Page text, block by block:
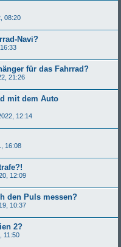
08:20
Navi?
für das Fahrrad?
21:26
mit dem Auto
12:14
16:08
12:09
den Puls messen?
10:37
2?
11:50